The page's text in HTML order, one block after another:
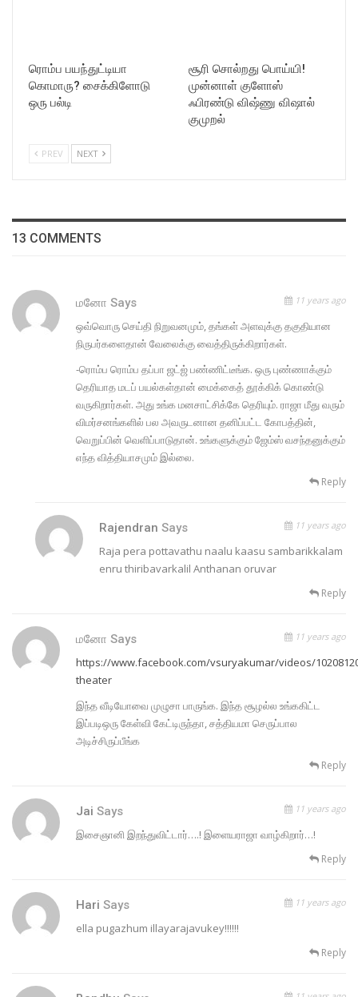
ரொம்ப பயந்துட்டியா
கொமாரு? சைக்கிளோடு
ஒரு பல்டி
சூரி சொல்றது பொய்யி!
முன்னாள் குளோஸ்
ஃபிரண்டு விஷ்ணு விஷால்
குமுறல்
PREV NEXT
13 COMMENTS
மனோ Says 11 years ago
ஒவ்வொரு செய்தி நிறுவனமும், தங்கள் அளவுக்கு தகுதியான
நிருபர்களைதான் வேலைக்கு வைத்திருக்கிறார்கள்.
-ரொம்ப ரொம்ப தப்பா ஜட்ஜ் பண்ணிட்டீங்க. ஒரு புண்ணாக்கும்
தெரியாத மடப் பயல்கள்தான் மைக்கைத் தூக்கிக் கொண்டு
வருகிறார்கள். அது உங்க மனசாட்சிக்கே தெரியும். ராஜா மீது வரும்
விமர்சனங்களில் பல அவருடனான தனிப்பட்ட கோபத்தின்,
வெறுப்பின் வெளிப்பாடுதான். உங்களுக்கும் ஜேம்ஸ் வசந்தனுக்கும்
எந்த வித்தியாசமும் இல்லை.
Reply
RajendranSays 11 years ago
Raja pera pottavathu naalu kaasu sambarikkalam
enru thiribavarkalil Anthanan oruvar
Reply
மனோ Says 11 years ago
https://www.facebook.com/vsuryakumar/videos/
theater
இந்த வீடியோவை முழுசா பாருங்க. இந்த சூழல்ல உங்ககிட்ட
இப்படிஒரு கேள்வி கேட்டிருந்தா, சத்தியமா செருப்பால
அடிச்சிருப்பீங்க
Reply
Jai Says 11 years ago
இசைஞானி இறந்துவிட்டார்….! இளையராஜா வாழ்கிறார்…!
Reply
Hari Says 11 years ago
ella pugazhum illayarajavukey!!!!!!
Reply